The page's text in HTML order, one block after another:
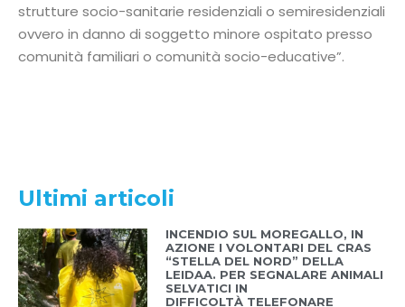
strutture socio-sanitarie residenziali o semiresidenziali
ovvero in danno di soggetto minore ospitato presso
comunità familiari o comunità socio-educative”.
Ultimi articoli
INCENDIO SUL MOREGALLO, IN
AZIONE I VOLONTARI DEL CRAS
“STELLA DEL NORD” DELLA
LEIDAA. PER SEGNALARE ANIMALI
SELVATICI IN
DIFFICOLTÀ TELEFONARE